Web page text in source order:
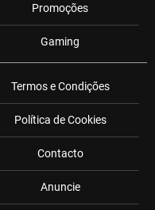
Promoções
Gaming
Termos e Condições
Política de Cookies
Contacto
Anuncie